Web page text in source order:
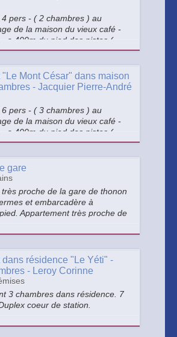
pers - ( 2 chambres ) au
de la maison du vieux café -
a 400m du pied des pistes (
du centre du village
Mont César" dans maison
- Jacquier Pierre-André
pers - ( 3 chambres ) au
de la maison du vieux café -
a 400m du pied des pistes (
du centre du village
gare
proche de la gare de thonon
et embarcadère à
Appartement très proche de
cuisine 1 grand balcon 1 SDB
résidence "Le Yéti" -
- Leroy Corinne
3 chambres dans résidence. 7
coeur de station.